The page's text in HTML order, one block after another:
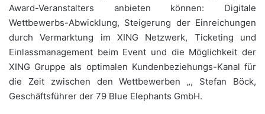
Award-Veranstalters anbieten können: Digitale
Wettbewerbs-Abwicklung, Steigerung der Einreichungen
durch Vermarktung im XING Netzwerk, Ticketing und
Einlassmanagement beim Event und die Möglichkeit der
XING Gruppe als optimalen Kundenbeziehungs-Kanal für
die Zeit zwischen den Wettbewerben „, Stefan Böck,
Geschäftsführer der 79 Blue Elephants GmbH.